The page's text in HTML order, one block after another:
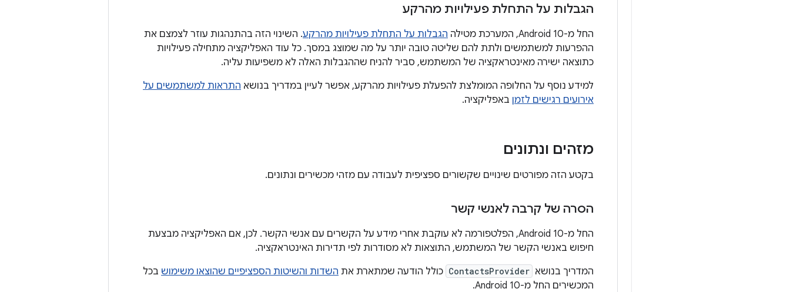
הגבלות על התחלת פעילויות מהרקע
החל מ-Android 10, המערכת מטילה הגבלות על התחלת פעילויות מהרקע. השינוי הזה בהתנהגות עוזר לצמצם את
ההפרעות למשתמשים ולתת להם שליטה טובה יותר על מה שמוצג במסך. כל עוד האפליקציה מתחילה פעילויות
כתוצאה ישירה מאינטראקציה של המשתמש, סביר להניח שההגבלות האלה לא משפיעות עליה.
למידע נוסף על החלופה המומלצת להפעלת פעילויות מהרקע, אפשר לעיין במדריך בנושא התראות למשתמשים על
אירועים רגישים לזמן באפליקציה.
מזהים ונתונים
בקטע הזה מפורטים שינויים שקשורים ספציפית לעבודה עם מזהי מכשירים ונתונים.
הסרה של קרבה לאנשי קשר
החל מ-Android 10, הפלטפורמה לא עוקבת אחרי מידע על הקשרים עם אנשי הקשר. לכן, אם האפליקציה מבצעת
חיפוש באנשי הקשר של המשתמש, התוצאות לא מסודרות לפי תדירות האינטראקציה.
המדריך בנושא ContactsProvider כולל הודעה שמתארת את השדות והשיטות הספציפיים שהוצאו משימוש בכל
המכשירים החל מ-Android 10.